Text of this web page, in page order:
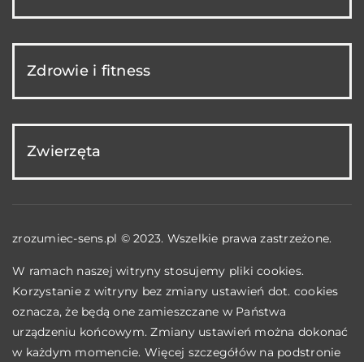
Zdrowie i fitness
Zwierzęta
zrozumiec-sens.pl © 2023. Wszelkie prawa zastrzeżone.
W ramach naszej witryny stosujemy pliki cookies.
Korzystanie z witryny bez zmiany ustawień dot. cookies
oznacza, że będą one zamieszczane w Państwa
urządzeniu końcowym. Zmiany ustawień można dokonać
w każdym momencie. Więcej szczegółów na podstronie